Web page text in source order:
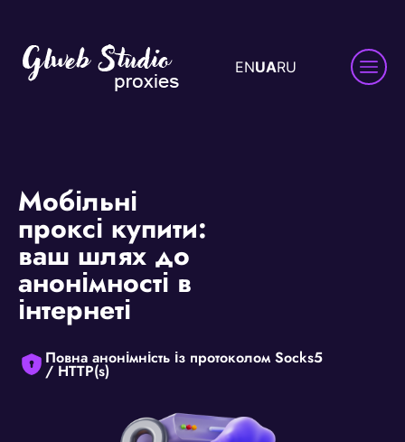
ENUARU
Мобільні
проксі купити:
ваш шлях до
анонімності в
інтернеті
Повна анонімність із протоколом Socks5
/ HTTP(s)